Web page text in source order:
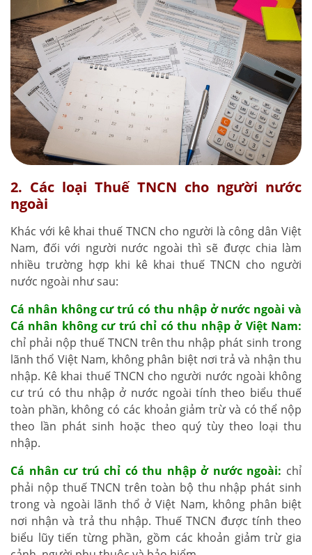
2. Các loại Thuế TNCN cho người nước
ngoài
Khác với kê khai thuế TNCN cho người là công dân Việt
Nam, đối với người nước ngoài thì sẽ được chia làm
nhiều trường hợp khi kê khai thuế TNCN cho người
nước ngoài như sau:
Cá nhân không cư trú có thu nhập ở nước ngoài và
Cá nhân không cư trú chỉ có thu nhập ở Việt Nam:
chỉ phải nộp thuế TNCN trên thu nhập phát sinh trong
lãnh thổ Việt Nam, không phân biệt nơi trả và nhận thu
nhập. Kê khai thuế TNCN cho người nước ngoài không
cư trú có thu nhập ở nước ngoài tính theo biểu thuế
toàn phần, không có các khoản giảm trừ và có thể nộp
theo lần phát sinh hoặc theo quý tùy theo loại thu
nhập.
Cá nhân cư trú chỉ có thu nhập ở nước ngoài: chỉ
phải nộp thuế TNCN trên toàn bộ thu nhập phát sinh
trong và ngoài lãnh thổ ở Việt Nam, không phân biệt
nơi nhận và trả thu nhập. Thuế TNCN được tính theo
biểu lũy tiến từng phần, gồm các khoản giảm trừ gia